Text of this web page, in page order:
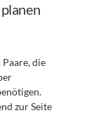
die
zur Seite